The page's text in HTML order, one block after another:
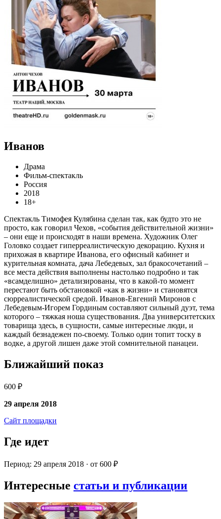
Иванов
Драма
Фильм-спектакль
Россия
2018
18+
Спектакль Тимофея Кулябина сделан так, как будто это не
просто, как говорил Чехов, «события действительной жизни»
– они еще и происходят в наши времена. Художник Олег
Головко создает гиперреалистическую декорацию. Кухня и
прихожая в квартире Иванова, его офисный кабинет и
курительная комната, дача Лебедевых, зал бракосочетаний –
все места действия выполнены настолько подробно и так
«всамделишно» детализированы, что в какой-то момент
перестают быть обстановкой «как в жизни» и становятся
сюрреалистической средой. Иванов-Евгений Миронов с
Лебедевым-Игорем Гординым составляют сильный дуэт, тема
которого – тяжкая ноша существования. Два университетских
товарища здесь, в сущности, самые интересные люди, и
каждый безнадежен по-своему. Только один топит тоску в
водке, а другой лишен даже этой сомнительной панацеи.
Ближайший показ
600 ₽
29 апреля 2018
Сайт площадки
Где идет
Период: 29 апреля 2018 · от 600 ₽
Интересные статьи и публикации